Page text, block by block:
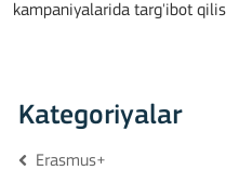
kampaniyalarida targ'ibot
Kategoriyalar
Erasmus+